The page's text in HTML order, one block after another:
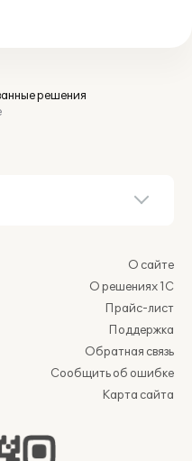
решения
О сайте
О решениях 1С
Прайс-лист
Поддержка
Обратная связь
Сообщить об ошибке
Карта сайта